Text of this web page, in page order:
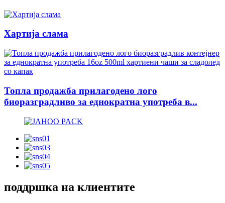
Хартија слама
Топла продажба прилагодено лого
биоразградливо за еднократна употреба в...
поддршка на клиентите